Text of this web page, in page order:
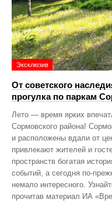
Эксклюзив
От советского
прогулка по паркам
Лето — время ярких
Сормовского района!
и расположены вдали от
привлекают жителей и
пространств богатая
событий, а сегодня
немало интересного.
прочитав материал ИА